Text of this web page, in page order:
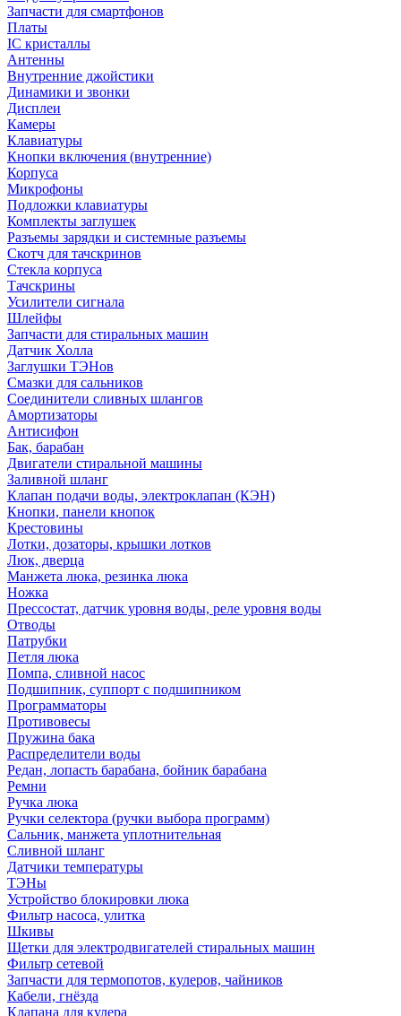
Запчасти для смартфонов
Платы
IC кристаллы
Антенны
Внутренние джойстики
Динамики и звонки
Дисплеи
Камеры
Клавиатуры
Кнопки включения (внутренние)
Корпуса
Микрофоны
Подложки клавиатуры
Комплекты заглушек
Разъемы зарядки и системные разъемы
Скотч для тачскринов
Стекла корпуса
Тачскрины
Усилители сигнала
Шлейфы
Запчасти для стиральных машин
Датчик Холла
Заглушки ТЭНов
Смазки для сальников
Соединители сливных шлангов
Амортизаторы
Антисифон
Бак, барабан
Двигатели стиральной машины
Заливной шланг
Клапан подачи воды, электроклапан (КЭН)
Кнопки, панели кнопок
Крестовины
Лотки, дозаторы, крышки лотков
Люк, дверца
Манжета люка, резинка люка
Ножка
Прессостат, датчик уровня воды, реле уровня воды
Отводы
Патрубки
Петля люка
Помпа, сливной насос
Подшипник, суппорт с подшипником
Программаторы
Противовесы
Пружина бака
Распределители воды
Редан, лопасть барабана, бойник барабана
Ремни
Ручка люка
Ручки селектора (ручки выбора программ)
Сальник, манжета уплотнительная
Сливной шланг
Датчики температуры
ТЭНы
Устройство блокировки люка
Фильтр насоса, улитка
Шкивы
Щетки для электродвигателей стиральных машин
Фильтр сетевой
Запчасти для термопотов, кулеров, чайников
Кабели, гнёзда
Клапана для кулера